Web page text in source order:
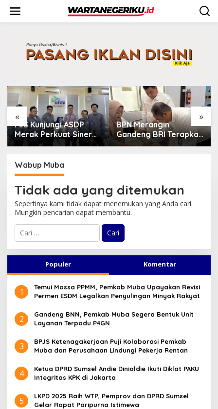
w
« »
PJS Kunjungi ASDP
Merak Perkuat Sinergi
dan Kemitraan Pers
BPN Merangin
Gandeng BRI Terapkan
Kartu Kredit
Wabup Muba
Tidak ada yang ditemukan
Sepertinya kami tidak dapat menemukan yang Anda cari.
Mungkin pencarian dapat membantu.
C
i
n
u
k
Populer Komentar
1
Temui Massa PPMM, Pemkab Muba Upayakan Revisi
Permen ESDM Legalkan Penyulingan Minyak Rakyat
2
Gandeng BNN, Pemkab Muba Segera Bentuk Unit
Layanan Terpadu P4GN
3
BPJS Ketenagakerjaan Puji Kolaborasi Pemkab
Muba dan Perusahaan Lindungi Pekerja Rentan
4
Ketua DPRD Sumsel Andie Dinialdie Ikuti Diklat PAKU
Integritas KPK di Jakarta
5
LKPD 2025 Raih WTP, Pemprov dan DPRD Sumsel
Gelar Rapat Paripurna Istimewa